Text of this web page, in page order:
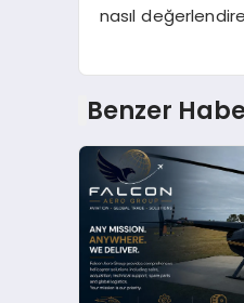
nasıl
Benzer